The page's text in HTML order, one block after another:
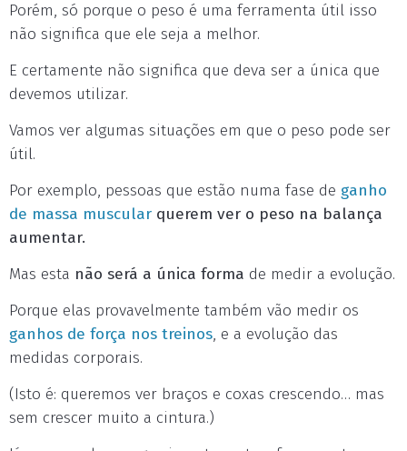
Porém, só porque o peso é uma ferramenta útil isso
não significa que ele seja a melhor.
E certamente não significa que deva ser a única que
devemos utilizar.
Vamos ver algumas situações em que o peso pode ser
útil.
Por exemplo, pessoas que estão numa fase de ganho
de massa muscular querem ver o peso na balança
aumentar.
Mas esta não será a única forma de medir a evolução.
Porque elas provavelmente também vão medir os
ganhos de força nos treinos, e a evolução das
medidas corporais.
(Isto é: queremos ver braços e coxas crescendo… mas
sem crescer muito a cintura.)